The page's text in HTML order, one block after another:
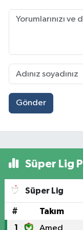
Gönder
Süper Lig
Süper Lig
# Takım
1 Amed